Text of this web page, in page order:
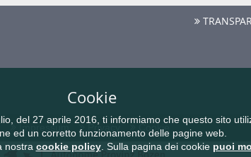
Impressum Privacy Cookie
Cookie
del 27 aprile 2016, ti informiamo che questo sito
ed un corretto funzionamento delle pagine web.
nostra cookie policy. Sulla pagina dei cookie puoi